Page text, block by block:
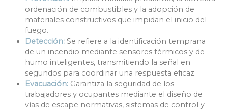
ordenación de combustibles y la adopción de
materiales constructivos que impidan el inicio del
fuego.
Detección: Se refiere a la identificación temprana
de un incendio mediante sensores térmicos y de
humo inteligentes, transmitiendo la señal en
segundos para coordinar una respuesta eficaz.
Evacuación: Garantiza la seguridad de los
trabajadores y ocupantes mediante el diseño de
vías de escape normativas, sistemas de control y